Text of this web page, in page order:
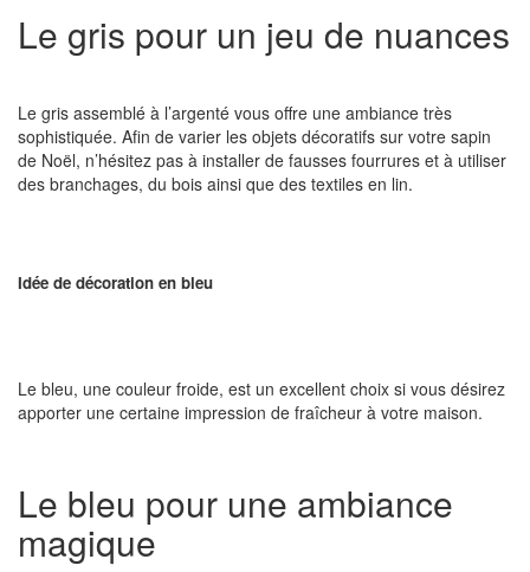
Le gris pour un jeu de nuances
Le gris assemblé à l’argenté vous offre une ambiance très
sophistiquée. Afin de varier les objets décoratifs sur votre sapin
de Noël, n’hésitez pas à installer de fausses fourrures et à utiliser
des branchages, du bois ainsi que des textiles en lin.
Idée de décoration en bleu
Le bleu, une couleur froide, est un excellent choix si vous désirez
apporter une certaine impression de fraîcheur à votre maison.
Le bleu pour une ambiance
magique